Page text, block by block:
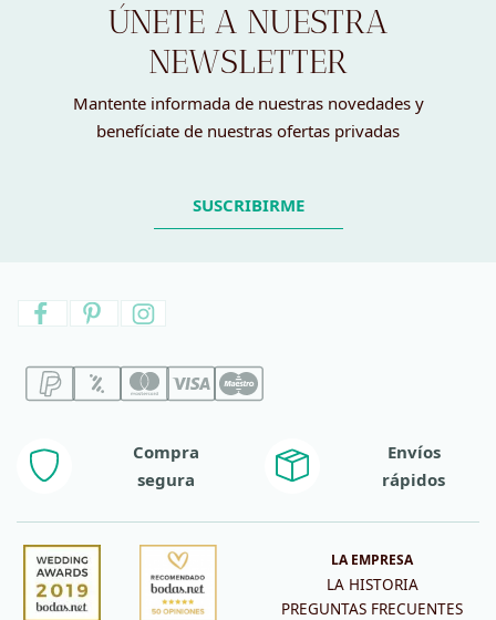
ÚNETE A NUESTRA
NEWSLETTER
Mantente informada de nuestras novedades y
benefíciate de nuestras ofertas privadas
SUSCRIBIRME
Compra
segura
Envíos
rápidos
LA EMPRESA
LA HISTORIA
PREGUNTAS FRECUENTES